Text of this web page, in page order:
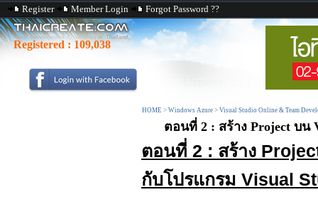
Register Member Login Forgot Password ??
Registered : 109,038
HOME > Windows Azure > Visual Studio Online & Team
ตอนที่ 2 : สร้าง Project บน
ตอนที่ 2 : สร้าง
กับโปรแกรม Visual